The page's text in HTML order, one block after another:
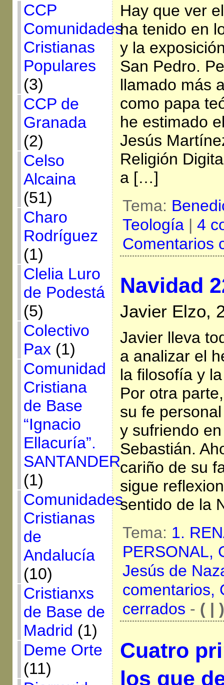
CCP
Comunidades
Cristianas
Populares
(3)
CCP de
Granada
(2)
Celso
Alcaina
(51)
Charo
Rodríguez
(1)
Clelia Luro
de Podestá
(5)
Colectivo
Pax (1)
Comunidad
Cristiana
de Base
“Ignacio
Ellacuría”.
SANTANDER
(1)
Comunidades
Cristianas
de
Andalucía
(10)
Cristianxs
de Base de
Madrid (1)
Deme Orte
(11)
Hay que ver
ha tenido en
y la
San Pedro.
llamado más
como papa
he estimado
Jesús
Religión
a […]
Tema:
Teología| 4
Comentarios
Navidad
Javier Elzo,
Javier lleva
a analizar el
la filosofía y
Por otra
su fe
y sufriendo
Sebastián.
cariño de su
sigue
sentido de la
Tema: 1.
PERSONAL,
Jesús de
comentarios,
cerrados - ( | )
Cuatro
los que